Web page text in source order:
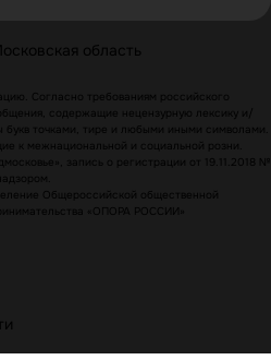
область
Согласно требованиям российского
содержащие нецензурную лексику и/
букв точками, тире и любыми иными символами.
к межнациональной и социальной розни.
запись о регистрации от 19.11.2018 №
Общероссийской общественной
«ОПОРА РОССИИ»